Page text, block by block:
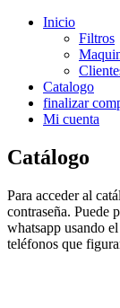
Inicio
Filtros
Catalogo
finalizar
Mi cuenta
Catálogo
Para acceder al
contraseña. Puede
whatsapp usando
teléfonos que